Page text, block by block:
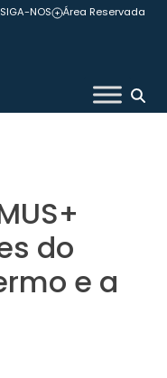
SIGA-NOS Área Reservada
do
e a